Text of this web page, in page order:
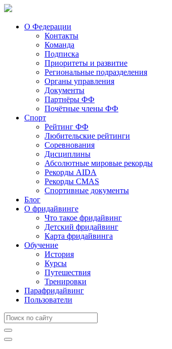
О Федерации
Контакты
Команда
Подписка
Приоритеты и развитие
Региональные подразделения
Органы управления
Документы
Партнёры ФФ
Почётные члены ФФ
Спорт
Рейтинг ФФ
Любительские рейтинги
Соревнования
Дисциплины
Абсолютные мировые рекорды
Рекорды AIDA
Рекорды CMAS
Спортивные документы
Блог
О фридайвинге
Что такое фридайвинг
Детский фридайвинг
Карта фридайвинга
Обучение
История
Курсы
Путешествия
Тренировки
Парафридайвинг
Пользователи